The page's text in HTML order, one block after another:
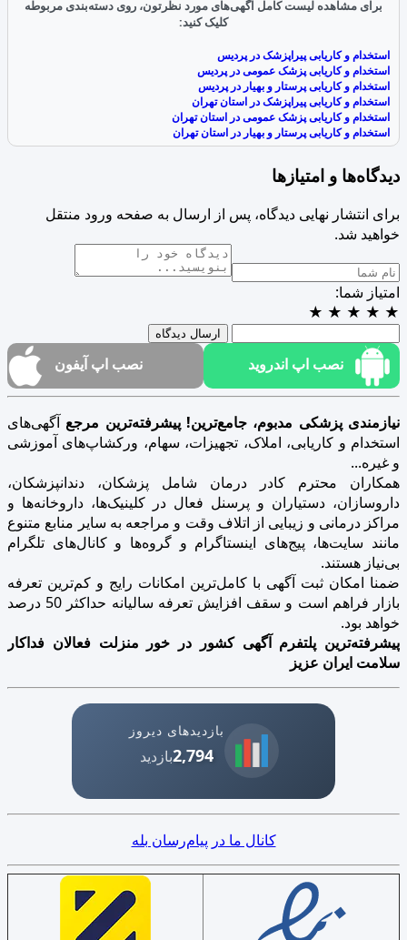
برای مشاهده لیست کامل آگهی‌های مورد نظرتون، روی دسته‌بندی مربوطه
کلیک کنید:
استخدام و کاریابی پیراپزشک در پردیس
استخدام و کاریابی پزشک عمومی در پردیس
استخدام و کاریابی پرستار و بهیار در پردیس
استخدام و کاریابی پیراپزشک در استان تهران
استخدام و کاریابی پزشک عمومی در استان تهران
استخدام و کاریابی پرستار و بهیار در استان تهران
دیدگاه‌ها و امتیازها
برای انتشار نهایی دیدگاه، پس از ارسال به صفحه ورود منتقل
خواهید شد.
امتیاز شما:
★
★
★
★
★
ارسال دیدگاه
نصب اپ اندروید نصب اپ آیفون
نیازمندی پزشکی مدبوم، جامع‌ترین! پیشرفته‌ترین مرجع آگهی‌های
استخدام و کاریابی، املاک، تجهیزات، سهام، ورکشاپ‌های آموزشی
و غیره...
همکاران محترم کادر درمان شامل پزشکان، دندانپزشکان،
داروسازان، دستیاران و پرسنل فعال در کلینیک‌ها، داروخانه‌ها و
مراکز درمانی و زیبایی از اتلاف وقت و مراجعه به سایر منابع متنوع
مانند سایت‌ها، پیج‌های اینستاگرام و گروه‌ها و کانال‌های تلگرام
بی‌نیاز هستند.
ضمنا امکان ثبت آگهی با کامل‌ترین امکانات رایج و کم‌ترین تعرفه
بازار فراهم است و سقف افزایش تعرفه سالیانه حداکثر 50 درصد
خواهد بود.
پیشرفته‌ترین پلتفرم آگهی کشور در خور منزلت فعالان فداکار
سلامت ایران عزیز
بازدیدهای دیروز
2,794بازدید
کانال ما در پیام‌رسان بله